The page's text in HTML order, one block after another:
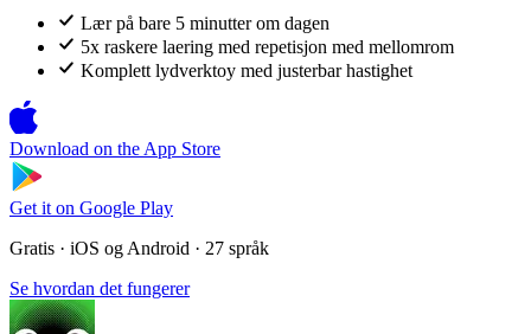
Lær på bare 5 minutter om dagen
5x raskere laering med repetisjon med mellomrom
Komplett lydverktoy med justerbar hastighet
Download on the App Store
Get it on Google Play
Gratis · iOS og Android · 27 språk
Se hvordan det fungerer